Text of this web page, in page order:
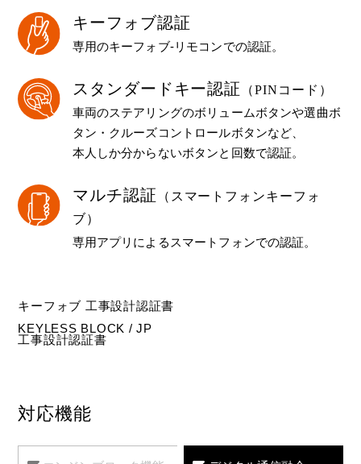
キーフォブ認証
専用のキーフォブ-リモコンでの認証。
スタンダードキー認証 （PINコード）
車両のステアリングのボリュームボタンや選曲ボ
タン・クルーズコントロールボタンなど、
本人しか分からないボタンと回数で認証。
マルチ認証 （スマートフォンキーフォ
ブ）
専用アプリによるスマートフォンでの認証。
キーフォブ 工事設計認証書
KEYLESS BLOCK / JP
工事設計認証書
対応機能